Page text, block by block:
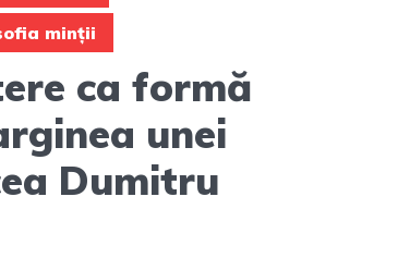
minții
ca formă
unei
Dumitru